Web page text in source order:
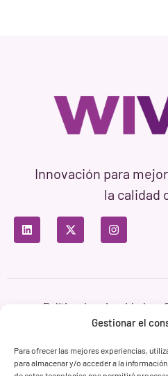
Gestionar el
Para ofrecer las mejores experiencias,
para almacenar y/o acceder a la
Innovación para
la calidad
Política de privacidad
Política